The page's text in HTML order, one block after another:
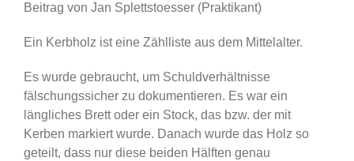
Beitrag von Jan Splettstoesser (Praktikant)
Ein Kerbholz ist eine Zählliste aus dem Mittelalter.
Es wurde gebraucht, um Schuldverhältnisse
fälschungssicher zu dokumentieren. Es war ein
längliches Brett oder ein Stock, das bzw. der mit
Kerben markiert wurde. Danach wurde das Holz so
geteilt, dass nur diese beiden Hälften genau